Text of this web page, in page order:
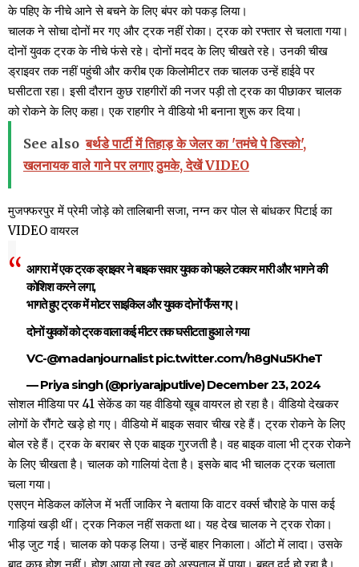
के पहिए के नीचे आने से बचने के लिए बंपर को पकड़ लिया।
चालक ने सोचा दोनों मर गए और ट्रक नहीं रोका। ट्रक को रफ्तार से चलाता गया।
दोनों युवक ट्रक के नीचे फंसे रहे। दोनों मदद के लिए चीखते रहे। उनकी चीख
ड्राइवर तक नहीं पहुंची और करीब एक किलोमीटर तक चालक उन्हें हाईवे पर
घसीटता रहा। इसी दौरान कुछ राहगीरों की नजर पड़ी तो ट्रक का पीछाकर चालक
को रोकने के लिए कहा। एक राहगीर ने वीडियो भी बनाना शुरू कर दिया।
See also बर्थडे पार्टी में तिहाड़ के जेलर का 'तमंचे पे डिस्को',
खलनायक वाले गाने पर लगाए ठुमके, देखें VIDEO
मुजफ्फरपुर में प्रेमी जोड़े को तालिबानी सजा, नग्न कर पोल से बांधकर पिटाई का
VIDEO वायरल
आगरा में एक ट्रक ड्राइवर ने बाइक सवार युवक को पहले टक्कर मारी और भागने की
कोशिश करने लगा,
भागते हुए ट्रक में मोटर साइकिल और युवक दोनों फँस गए।
दोनों युवकों को ट्रक वाला कई मीटर तक घसीटता हुआ ले गया
VC-@madanjournalist pic.twitter.com/h8gNu5KheT
— Priya singh (@priyarajputlive)December 23, 2024
सोशल मीडिया पर 41 सेकेंड का यह वीडियो खूब वायरल हो रहा है। वीडियो देखकर
लोगों के रौंगटे खड़े हो गए। वीडियो में बाइक सवार चीख रहे हैं। ट्रक रोकने के लिए
बोल रहे हैं। ट्रक के बराबर से एक बाइक गुरजती है। वह बाइक वाला भी ट्रक रोकने
के लिए चीखता है। चालक को गालियां देता है। इसके बाद भी चालक ट्रक चलाता
चला गया।
एसएन मेडिकल कॉलेज में भर्ती जाकिर ने बताया कि वाटर वर्क्स चौराहे के पास कई
गाड़ियां खड़ी थीं। ट्रक निकल नहीं सकता था। यह देख चालक ने ट्रक रोका।
भीड़ जुट गई। चालक को पकड़ लिया। उन्हें बाहर निकाला। ऑटो में लादा। उसके